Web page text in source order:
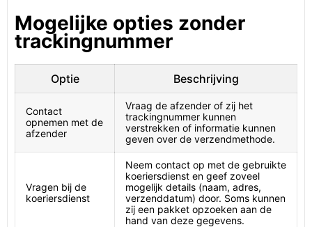
Mogelijke opties zonder
trackingnummer
Optie Beschrijving
Contact
opnemen met de
afzender
Vraag de afzender of zij het
trackingnummer kunnen
verstrekken of informatie kunnen
geven over de verzendmethode.
Vragen bij de
koeriersdienst
Neem contact op met de gebruikte
koeriersdienst en geef zoveel
mogelijk details (naam, adres,
verzenddatum) door. Soms kunnen
zij een pakket opzoeken aan de
hand van deze gegevens.